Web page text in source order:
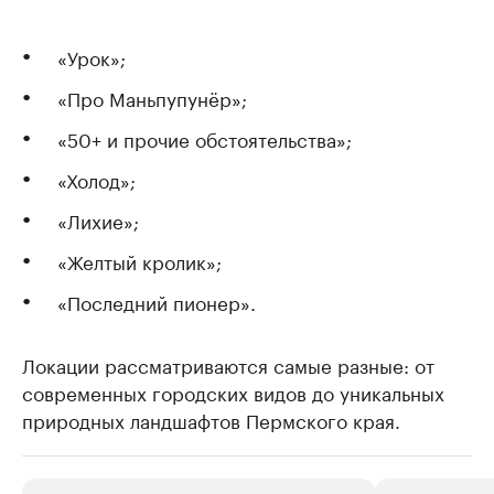
«Урок»;
«Про Маньпупунёр»;
«50+ и прочие обстоятельства»;
«Холод»;
«Лихие»;
«Желтый кролик»;
«Последний пионер».
Локации рассматриваются самые разные: от
современных городских видов до уникальных
природных ландшафтов Пермского края.